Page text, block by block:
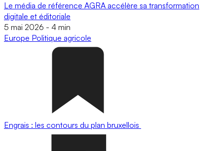
Le média de référence AGRA accélère sa transformation
digitale et éditoriale
5 mai 2026 - 4 min
Europe Politique agricole
Engrais : les contours du plan bruxellois